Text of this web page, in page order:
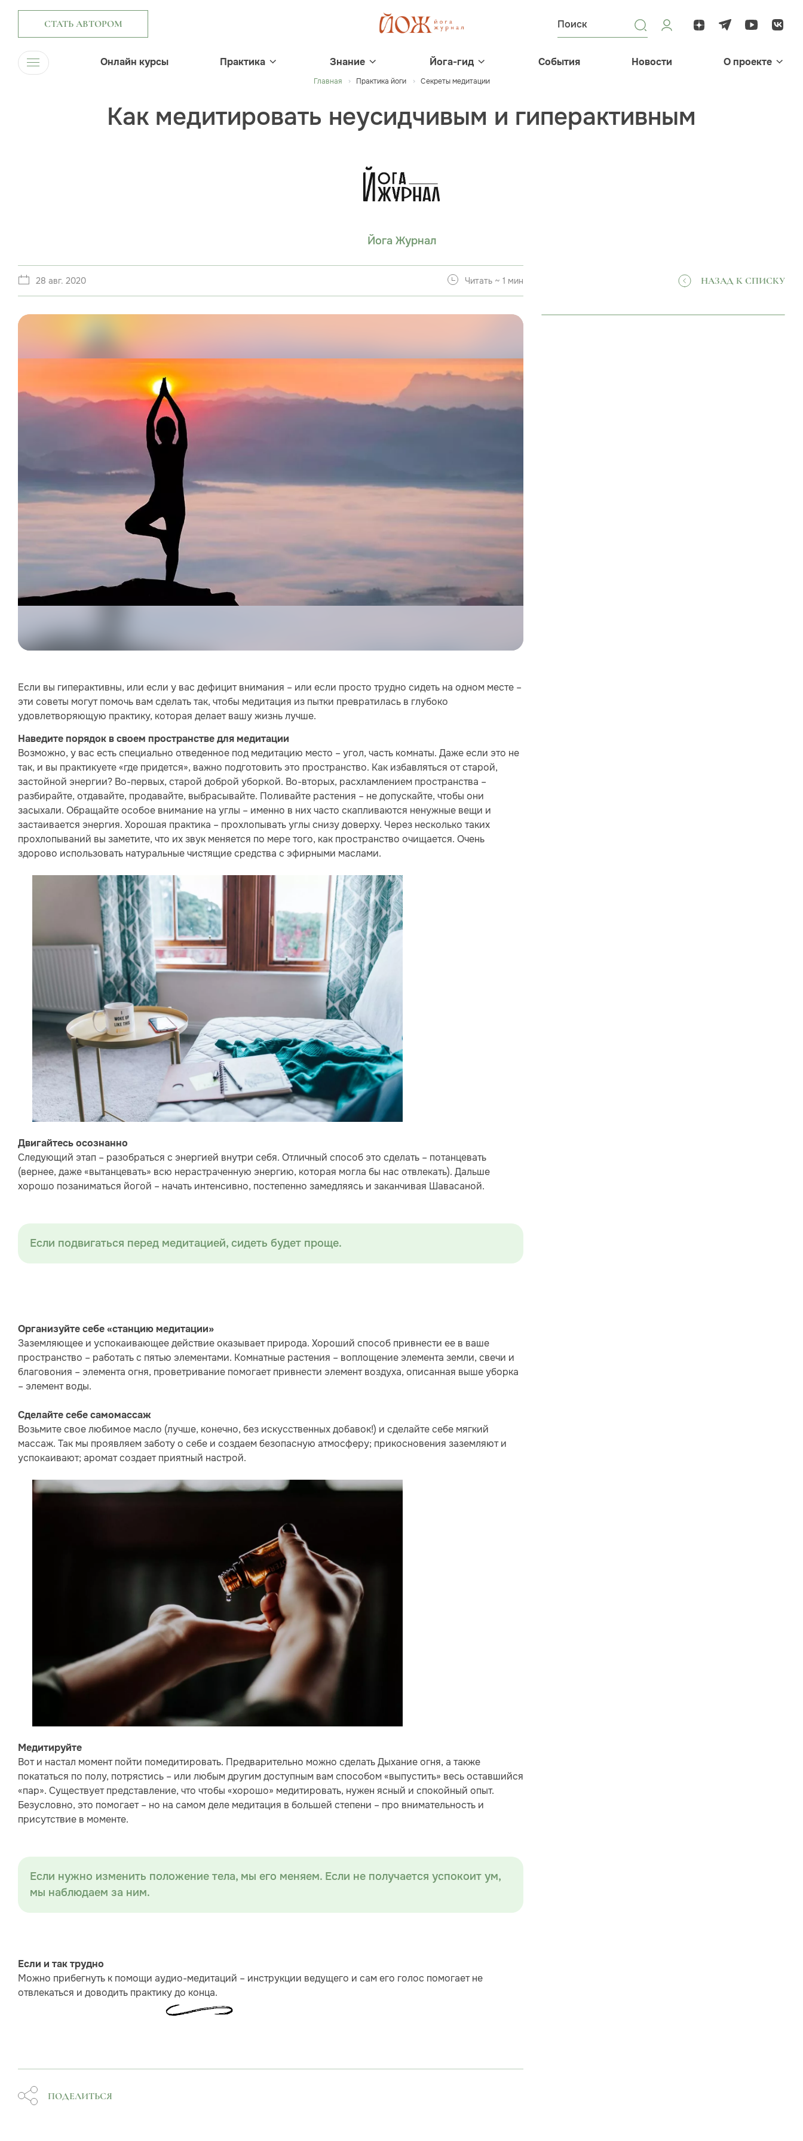
СТАТЬ АВТОРОМ
Онлайн курсы Практика Знание Йога-гид События Новости О проекте
Главная Практика йоги Секреты медитации
Как медитировать неусидчивым и гиперактивным
Йога Журнал
28 авг. 2020 Читать ~ 1 мин НАЗАД К СПИСКУ
Если вы гиперактивны, или если у вас дефицит внимания – или если просто трудно сидеть на одном месте –
эти советы могут помочь вам сделать так, чтобы медитация из пытки превратилась в глубоко
удовлетворяющую практику, которая делает вашу жизнь лучше.
Наведите порядок в своем пространстве для медитации
Возможно, у вас есть специально отведенное под медитацию место – угол, часть комнаты. Даже если это не
так, и вы практикуете «где придется», важно подготовить это пространство. Как избавляться от старой,
застойной энергии? Во-первых, старой доброй уборкой. Во-вторых, расхламлением пространства –
разбирайте, отдавайте, продавайте, выбрасывайте. Поливайте растения – не допускайте, чтобы они
засыхали. Обращайте особое внимание на углы – именно в них часто скапливаются ненужные вещи и
застаивается энергия. Хорошая практика – прохлопывать углы снизу доверху. Через несколько таких
прохлопываний вы заметите, что их звук меняется по мере того, как пространство очищается. Очень
здорово использовать натуральные чистящие средства с эфирными маслами.
Двигайтесь осознанно
Следующий этап – разобраться с энергией внутри себя. Отличный способ это сделать – потанцевать
(вернее, даже «вытанцевать» всю нерастраченную энергию, которая могла бы нас отвлекать). Дальше
хорошо позаниматься йогой – начать интенсивно, постепенно замедляясь и заканчивая Шавасаной.
Если подвигаться перед медитацией, сидеть будет проще.
Организуйте себе «станцию медитации»
Заземляющее и успокаивающее действие оказывает природа. Хороший способ привнести ее в ваше
пространство – работать с пятью элементами. Комнатные растения – воплощение элемента земли, свечи и
благовония – элемента огня, проветривание помогает привнести элемент воздуха, описанная выше уборка
– элемент воды.
Сделайте себе самомассаж
Возьмите свое любимое масло (лучше, конечно, без искусственных добавок!) и сделайте себе мягкий
массаж. Так мы проявляем заботу о себе и создаем безопасную атмосферу; прикосновения заземляют и
успокаивают; аромат создает приятный настрой.
Медитируйте
Вот и настал момент пойти помедитировать. Предварительно можно сделать Дыхание огня, а также
покататься по полу, потрястись – или любым другим доступным вам способом «выпустить» весь оставшийся
«пар». Существует представление, что чтобы «хорошо» медитировать, нужен ясный и спокойный опыт.
Безусловно, это помогает – но на самом деле медитация в большей степени – про внимательность и
присутствие в моменте.
Если нужно изменить положение тела, мы его меняем. Если не получается успокоит ум,
мы наблюдаем за ним.
Если и так трудно
Можно прибегнуть к помощи аудио-медитаций – инструкции ведущего и сам его голос помогает не
отвлекаться и доводить практику до конца.
ПОДЕЛИТЬСЯ